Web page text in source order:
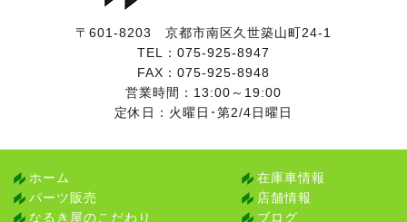
〒601-8203 京都市南区久世築山町24-1
TEL： 075-925-8947
FAX：075-925-8948
営業時間：13:00～19:00
定休日：火曜日･第2/4日曜日
ホーム
在庫車情報
パーツ販売
店舗情報
なるき屋のこだわり
ブログ